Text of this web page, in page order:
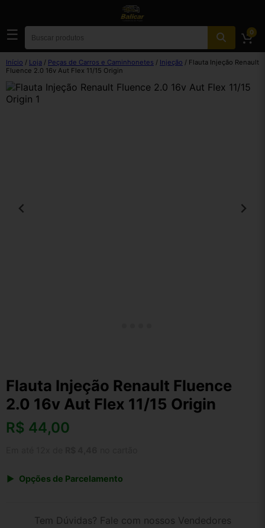
☰ 0
Início / Loja / Peças de Carros e Caminhonetes / Injeção / Flauta Injeção Renault
Fluence 2.0 16v Aut Flex 11/15 Origin
Flauta Injeção Renault Fluence
2.0 16v Aut Flex 11/15 Origin
R$ 44,00
Opções de Parcelamento
Tem Dúvidas? Fale com nossos Vendedores